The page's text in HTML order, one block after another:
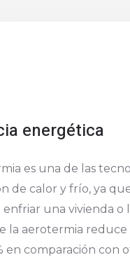
energética
es una de las
de calor y frío, ya
una vivienda o
la aerotermia
en comparación con